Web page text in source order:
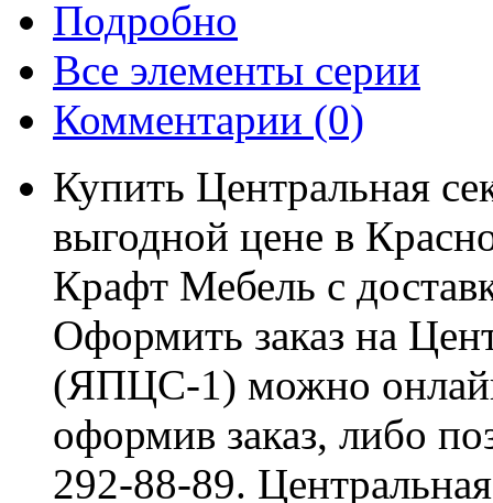
Подробно
Все элементы серии
Комментарии (0)
Купить Центральная
выгодной цене в
Крафт Мебель с
Оформить заказ на
(ЯПЦС-1) можно
оформив заказ, либо
292-88-89.